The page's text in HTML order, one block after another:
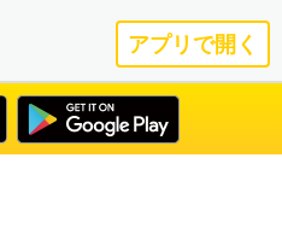
アプリで開く